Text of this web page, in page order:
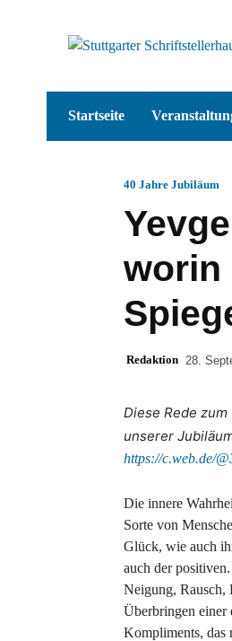
Startseite
40 Jahre Jubiläum
worin
Redaktion 28.
Diese Rede
unserer
https://c.web.de/
Die innere
Sorte von
Glück, wie auch
auch der
Neigung, Rausch,
Überbringen einer
Kompliments, das